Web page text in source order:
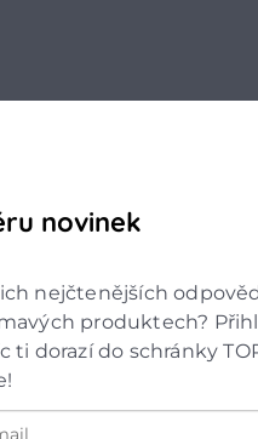
novinek
nejčtenějších
produktech?
ti dorazí do schránky